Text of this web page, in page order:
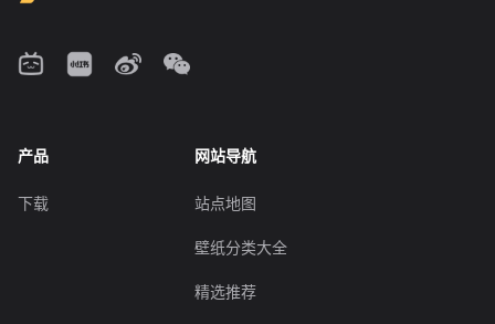
产品
下载
网站导航
站点地图
壁纸分类大全
精选推荐